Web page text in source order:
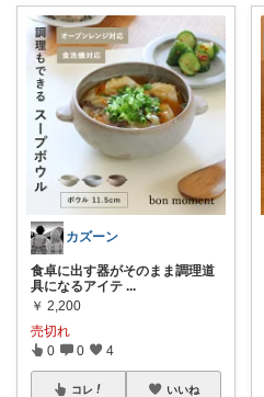
カズーン
食卓に出す器がそのまま調理道
具になるアイテ ...
￥ 2,200
売切れ
0 0 4
コレ いいね